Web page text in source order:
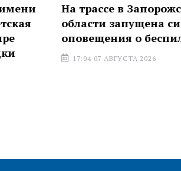
На трассе в Запорожской
области запущена система
оповещения о беспилотниках
17:04 07 АВГУСТА 2026